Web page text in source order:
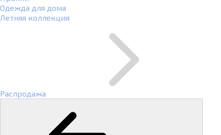
Одежда для дома
Летняя коллекция
Распродажа